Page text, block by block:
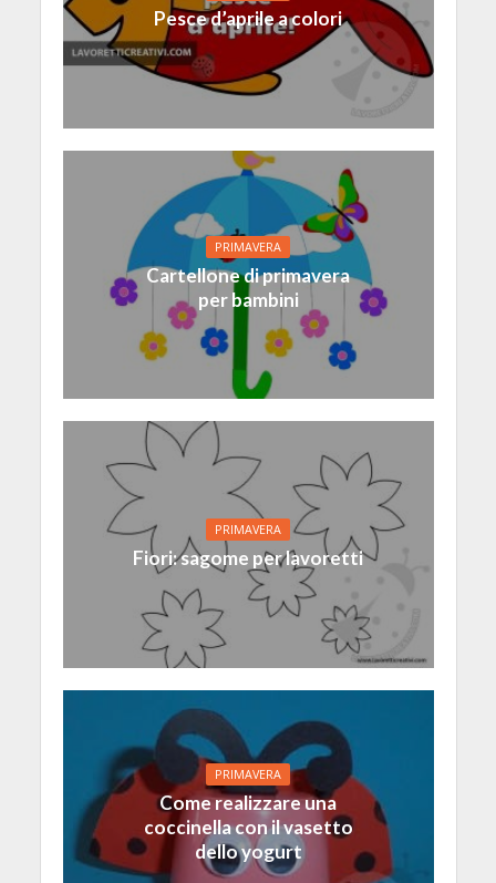
Pesce d’aprile a colori
PRIMAVERA
Cartellone di primavera
per bambini
PRIMAVERA
Fiori: sagome per lavoretti
PRIMAVERA
Come realizzare una
coccinella con il vasetto
dello yogurt